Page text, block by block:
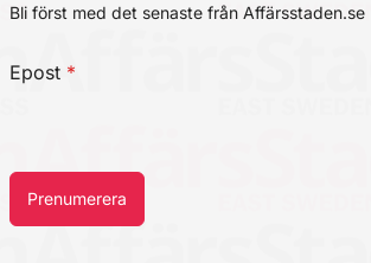
Bli först med det senaste från Affärsstaden.se
Epost *
Prenumerera